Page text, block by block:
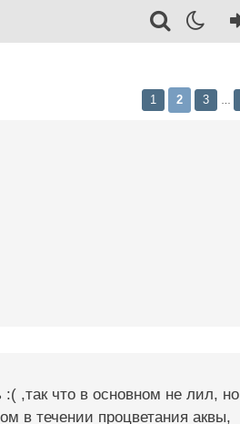
1 2 3
,так что в основном не лил, но
в течении процветания аквы,